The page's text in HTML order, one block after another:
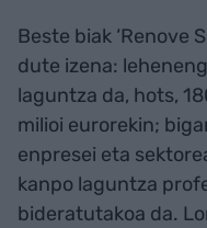
Beste biak ‘Renove
dute izena:
laguntza da, hots,
milioi eurorekin;
enpresei eta
kanpo laguntza
bideratutakoa da.